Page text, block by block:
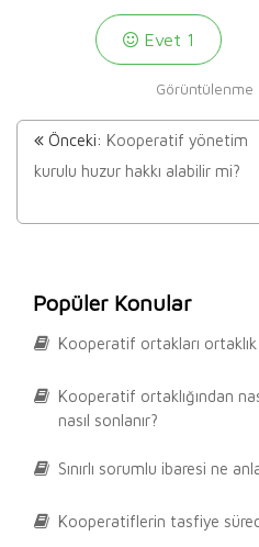
Evet 1
Görüntülenme
Önceki: Kooperatif yönetim
kurulu huzur hakkı alabilir mi?
Popüler Konular
Kooperatif ortakları ortaklık
Kooperatif ortaklığından
nasıl sonlanır?
Sınırlı sorumlu ibaresi ne
Kooperatiflerin tasfiye